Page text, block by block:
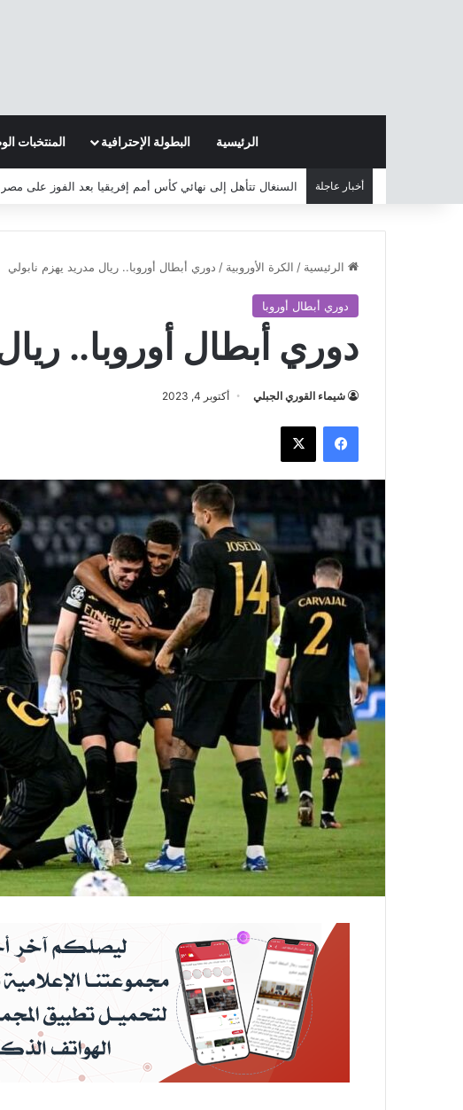
الرئيسية البطولة الإحترافية المنتخبات
أخبار عاجلة السنغال تتأهل إلى نهائي كأس أمم إفريقيا بعد الفوز على مصر
الرئيسية / الكرة الأوروبية / دوري أبطال أوروبا.. ريال مدريد يهزم نابولي
دوري أبطال أوروبا
دوري أبطال أوروبا..
شيماء القوري الجبلي أكتوبر 4, 2023
فيسبوك ‫X